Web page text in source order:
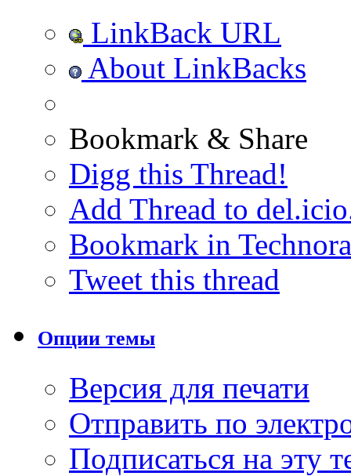
LinkBack URL
About LinkBacks
Bookmark & Share
Digg this Thread!
Add Thread to
Bookmark in
Tweet this thread
Опции темы
Версия для печати
Отправить по
Подписаться на эту